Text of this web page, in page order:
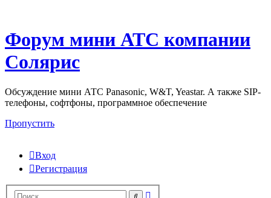
Форум мини АТС компании
Солярис
Обсуждение мини АТС Panasonic, W&T, Yeastar. А также SIP-
телефоны, софтфоны, программное обеспечение
Пропустить
Вход
Регистрация
Поиск